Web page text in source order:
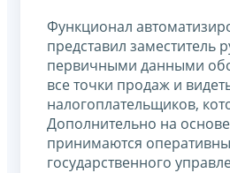
Функционал
представил заместитель
первичными данными обо
все точки продаж и
налогоплательщиков,
Дополнительно на
принимаются
государственного